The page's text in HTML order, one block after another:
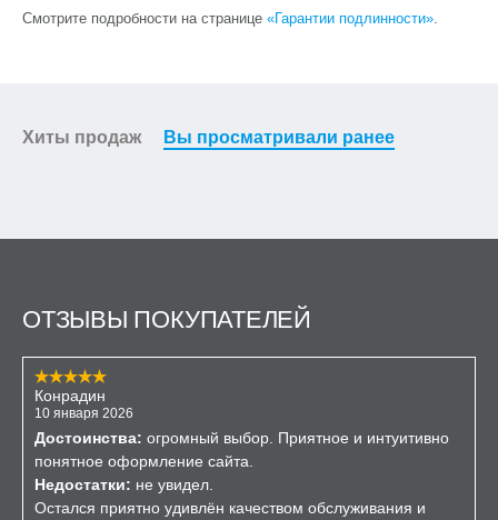
Смотрите подробности на странице «Гарантии подлинности».
Хиты продаж Вы просматривали ранее
ОТЗЫВЫ ПОКУПАТЕЛЕЙ
Конрадин
10 января 2026
Достоинства: огромный выбор. Приятное и интуитивно
понятное оформление сайта.
Недостатки: не увидел.
Остался приятно удивлён качеством обслуживания и